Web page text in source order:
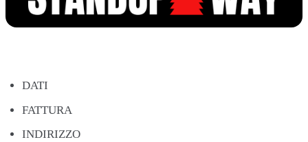
DATI
FATTURA
INDIRIZZO